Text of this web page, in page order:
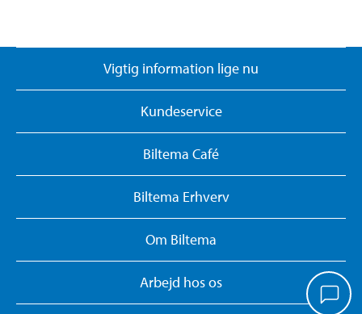
Vigtig information lige nu
Kundeservice
Biltema Café
Biltema Erhverv
Om Biltema
Arbejd hos os